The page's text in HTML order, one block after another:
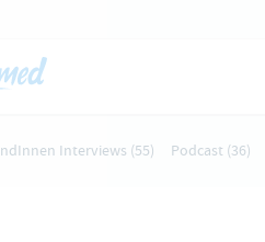
Interviews (55) Podcast (36)